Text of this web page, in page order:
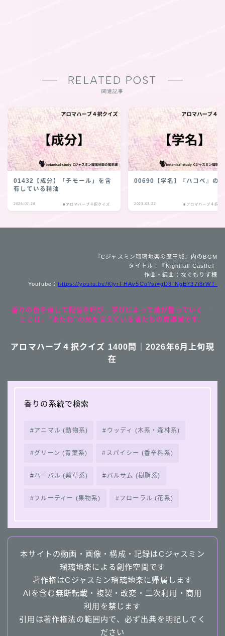
RELATED POST
関連記事
01432【成分】「チモール」を含
有している精油
2026.07.28 ■アロマハーブ４択クイズ
00690【学名】『ハコベ』の
2023.03.22 ■アロマハーブ４択ク
『Cジャスミン瑠璃地楽の魔王城』内のBGM
タイトル：『Nightfall Castle』
作曲・編曲：なぐもりず様
Youtube： https://youtu.be/KlyrFHAv5Co?si=gD3-NgE737i8rWT-
香りの色を通して記憶を呼び、学びによって魂が整っていく──
ここは、“またね”の光を覚えている者たちの魔導城です。
アロマハーブ４択クイズ 1400問｜2026年6月上旬現
在
香りの系統で検索
アニマル (動物系) ウッディ (木系・森林系)
グリーン (青葉系) スパイシー (香辛料系)
ハーバル (薬草系) バルサム (樹脂系)
フルーティー (果物系) フローラル (花系)
本サイトの動画・画像・構成・記録はCジャスミン
瑠璃地楽による創作空間です
著作権はCジャスミン瑠璃地楽に帰属します
AIを含む無断転載・複製・改変・二次利用・商用
利用を禁じます
引用は著作権法の範囲内で、必ず出典を明記してく
ださい